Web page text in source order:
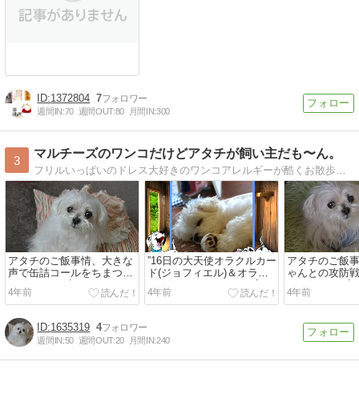
1372804 7
週間IN:70 週間OUT:80 月間IN:300
3
マルチーズのワンコだけどアタチが飼い主だも〜ん。
アタチのご飯事情、大きな
声で缶詰コールをちまつた
が・・・BY凜
4年前
”16日の大天使オラクルカー
ド(ジョフィエル)＆オラク
ルメッセージ＆わんこ店
長・天使の凜”
4年前
アタチのご飯
ゃんとの攻防
てまつ～BY凜
4年前
1635319 4
週間IN:50 週間OUT:20 月間IN:240